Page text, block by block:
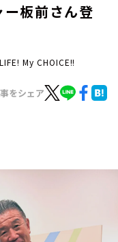
ー板前さん登
My CHOICE!!
をシェア